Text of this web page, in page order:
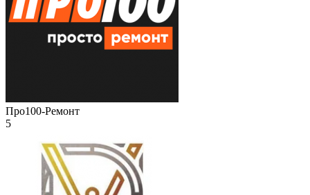
Про100-Ремонт
5